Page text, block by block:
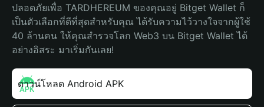
ปลอดภัยเพื่อ TARDHEREUM ของคุณอยู่ Bitget Wallet ก็
เป็นตัวเลือกที่ดีที่สุดสำหรับคุณ ได้รับความไว้วางใจจากผู้ใช้
40 ล้านคน ให้คุณสำรวจโลก Web3 บน Bitget Wallet ได้
อย่างอิสระ มาเริ่มกันเลย!
ดาวน์โหลด Android APK